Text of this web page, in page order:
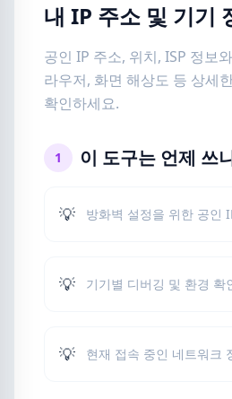
내 IP 주소 및 기기
공인 IP 주소, 위치, ISP 정보
라우저, 화면 해상도 등 상세
확인하세요.
1 이 도구는 언제 쓰
💡 방화벽 설정을 위한 공인
💡 기기별 디버깅 및 환경 확
💡 현재 접속 중인 네트워크